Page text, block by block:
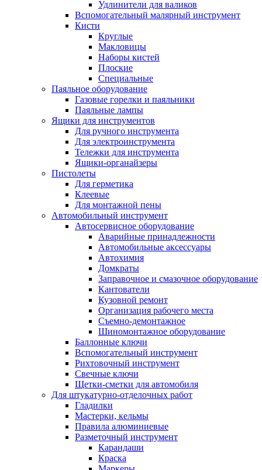
Удлинители для валиков
Вспомогательный малярный инструмент
Кисти
Круглые
Макловицы
Наборы кистей
Плоские
Специальные
Паяльное оборудование
Газовые горелки и паяльники
Паяльные лампы
Ящики для инструментов
Для ручного инструмента
Для электроинструмента
Тележки для инструмента
Ящики-органайзеры
Пистолеты
Для герметика
Клеевые
Для монтажной пены
Автомобильный инструмент
Автосервисное оборудование
Аварийные принадлежности
Автомобильные аксессуары
Автохимия
Домкраты
Заправочное и смазочное оборудование
Кантователи
Кузовной ремонт
Организация рабочего места
Съемно-демонтажное
Шиномонтажное оборудование
Баллонные ключи
Вспомогательный инструмент
Рихтовочный инструмент
Свечные ключи
Щетки-сметки для автомобиля
Для штукатурно-отделочных работ
Гладилки
Мастерки, кельмы
Правила алюминиевые
Разметочный инструмент
Карандаши
Краска